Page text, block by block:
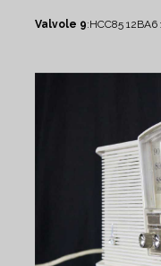
Valvole 9:HCC85 12BA6